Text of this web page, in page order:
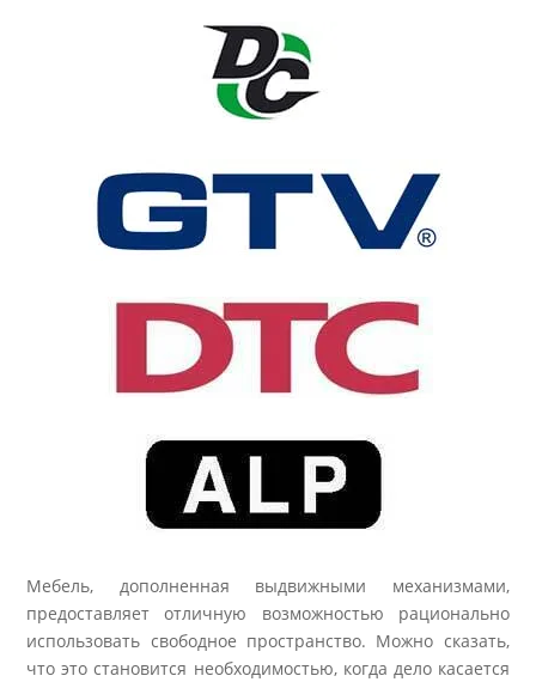
Мебель, дополненная выдвижными механизмами,
предоставляет отличную возможностью рационально
использовать свободное пространство. Можно сказать,
что это становится необходимостью, когда дело касается